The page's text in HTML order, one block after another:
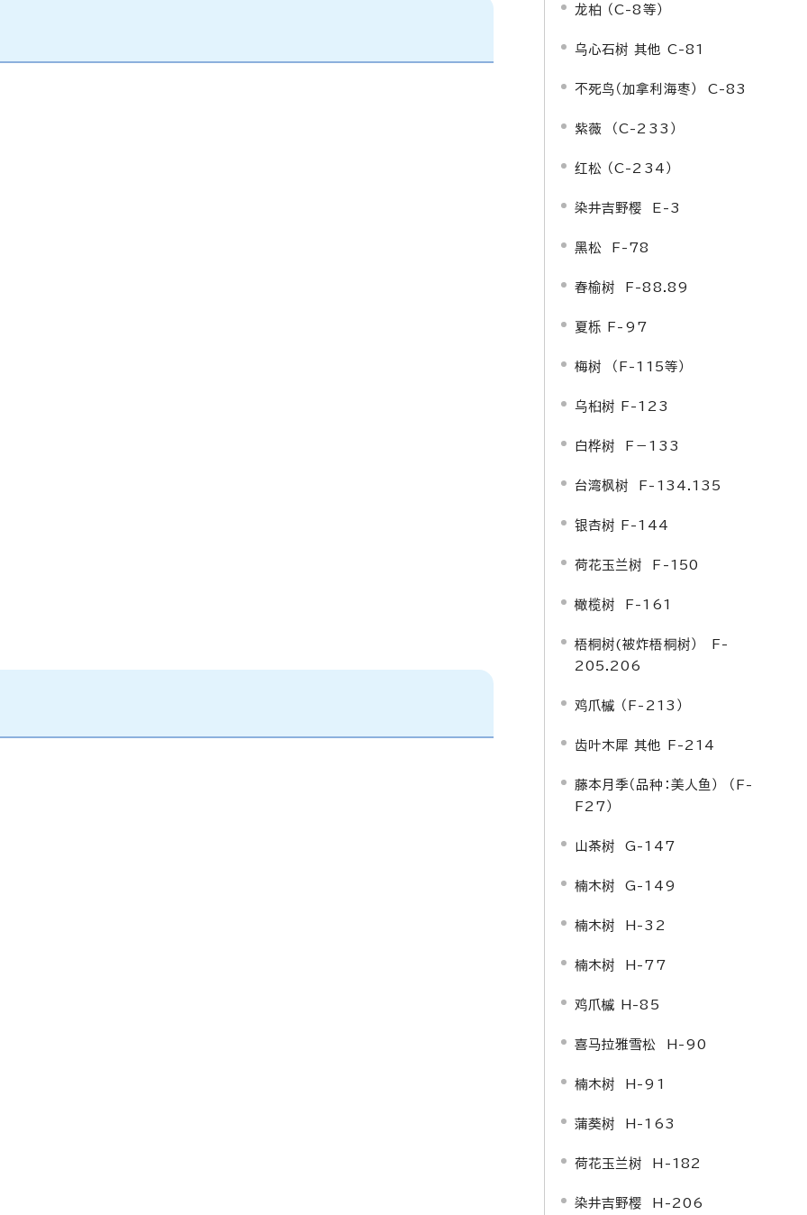
龙柏 （C-8等）
乌心石树 其他 C-81
不死鸟（加拿利海枣） C-83
紫薇 （C-233）
红松 （C-234）
染井吉野樱 E-3
黑松 F-78
春榆树 F-88.89
夏栎 F-97
梅树 （F-115等）
乌桕树 F-123
白桦树 F－133
台湾枫树 F-134.135
银杏树 F-144
荷花玉兰树 F-150
橄榄树 F-161
梧桐树(被炸梧桐树） F-
205.206
鸡爪槭 （F-213）
齿叶木犀 其他 F-214
藤本月季（品种：美人鱼） （F-
F27）
山茶树 G-147
楠木树 G-149
楠木树 H-32
楠木树 H-77
鸡爪槭 H-85
喜马拉雅雪松 H-90
楠木树 H-91
蒲葵树 H-163
荷花玉兰树 H-182
染井吉野樱 H-206